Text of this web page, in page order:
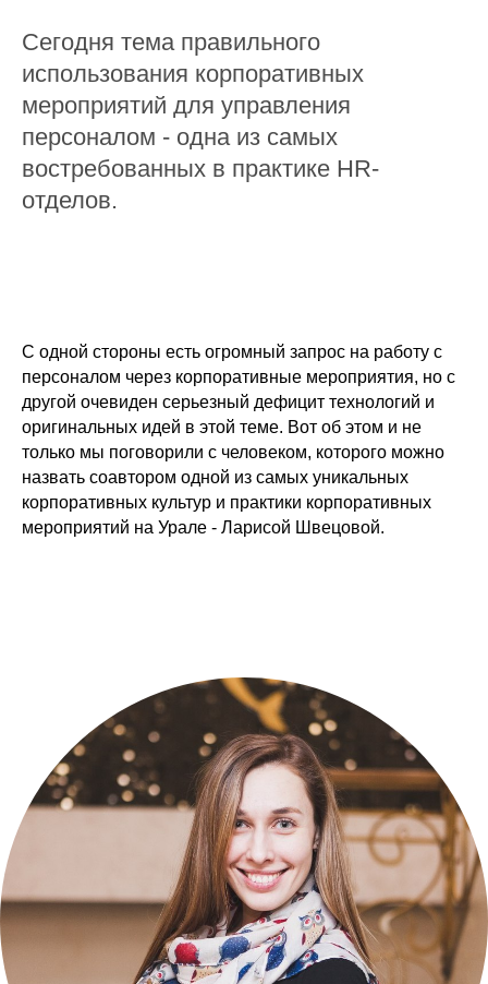
Сегодня тема правильного
использования корпоративных
мероприятий для управления
персоналом - одна из самых
востребованных в практике HR-
отделов.
С одной стороны есть огромный запрос на работу с
персоналом через корпоративные мероприятия, но с
другой очевиден серьезный дефицит технологий и
оригинальных идей в этой теме. Вот об этом и не
только мы поговорили с человеком, которого можно
назвать соавтором одной из самых уникальных
корпоративных культур и практики корпоративных
мероприятий на Урале - Ларисой Швецовой.